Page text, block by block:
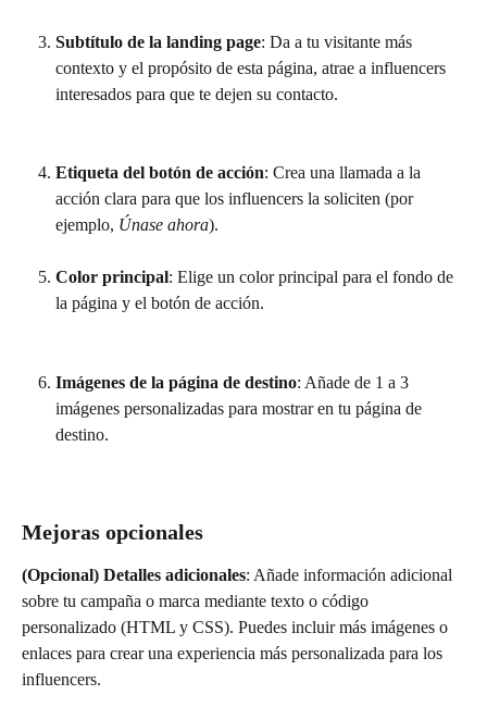
Subtítulo de la landing page: Da a tu visitante más
contexto y el propósito de esta página, atrae a influencers
interesados para que te dejen su contacto.
Etiqueta del botón de acción: Crea una llamada a la
acción clara para que los influencers la soliciten (por
ejemplo, Únase ahora).
Color principal: Elige un color principal para el fondo de
la página y el botón de acción.
Imágenes de la página de destino: Añade de 1 a 3
imágenes personalizadas para mostrar en tu página de
destino.
Mejoras opcionales
(Opcional) Detalles adicionales: Añade información adicional
sobre tu campaña o marca mediante texto o código
personalizado (HTML y CSS). Puedes incluir más imágenes o
enlaces para crear una experiencia más personalizada para los
influencers.